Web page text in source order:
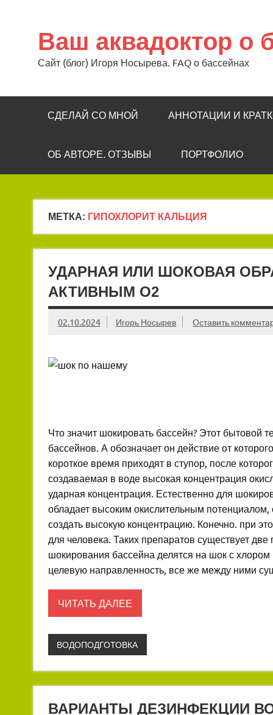
Ваш аквадоктор о
Сайт (блог) Игоря Носырева. FAQ о бассейнах
СДЕЛАЙ СО МНОЙ АННОТАЦИИ И
ОБ АВТОРЕ. ОТЗЫВЫ ПОРТФОЛИО
МЕТКА: ГИПОХЛОРИТ КАЛЬЦИЯ
УДАРНАЯ ИЛИ ШОКОВАЯ
АКТИВНЫМ О2
02.10.2024 Игорь Носырев Оставить
Что значит шокировать бассейн? Этот бытовой
бассейнов. А обозначает он действие от
короткое время приходят в ступор, после
создаваемая в воде высокая концентрация
ударная концентрация. Естественно для
обладает высоким окислительным
создать высокую концентрацию. Конечно. при
для человека. Таких препаратов существует
шокирования бассейна делятся на шок с
целевую направленность, все же между ними
ЧИТАТЬ ДАЛЕЕ
ВОДОПОДГОТОВКА
ВАРИАНТЫ ДЕЗИНФЕКЦИИ